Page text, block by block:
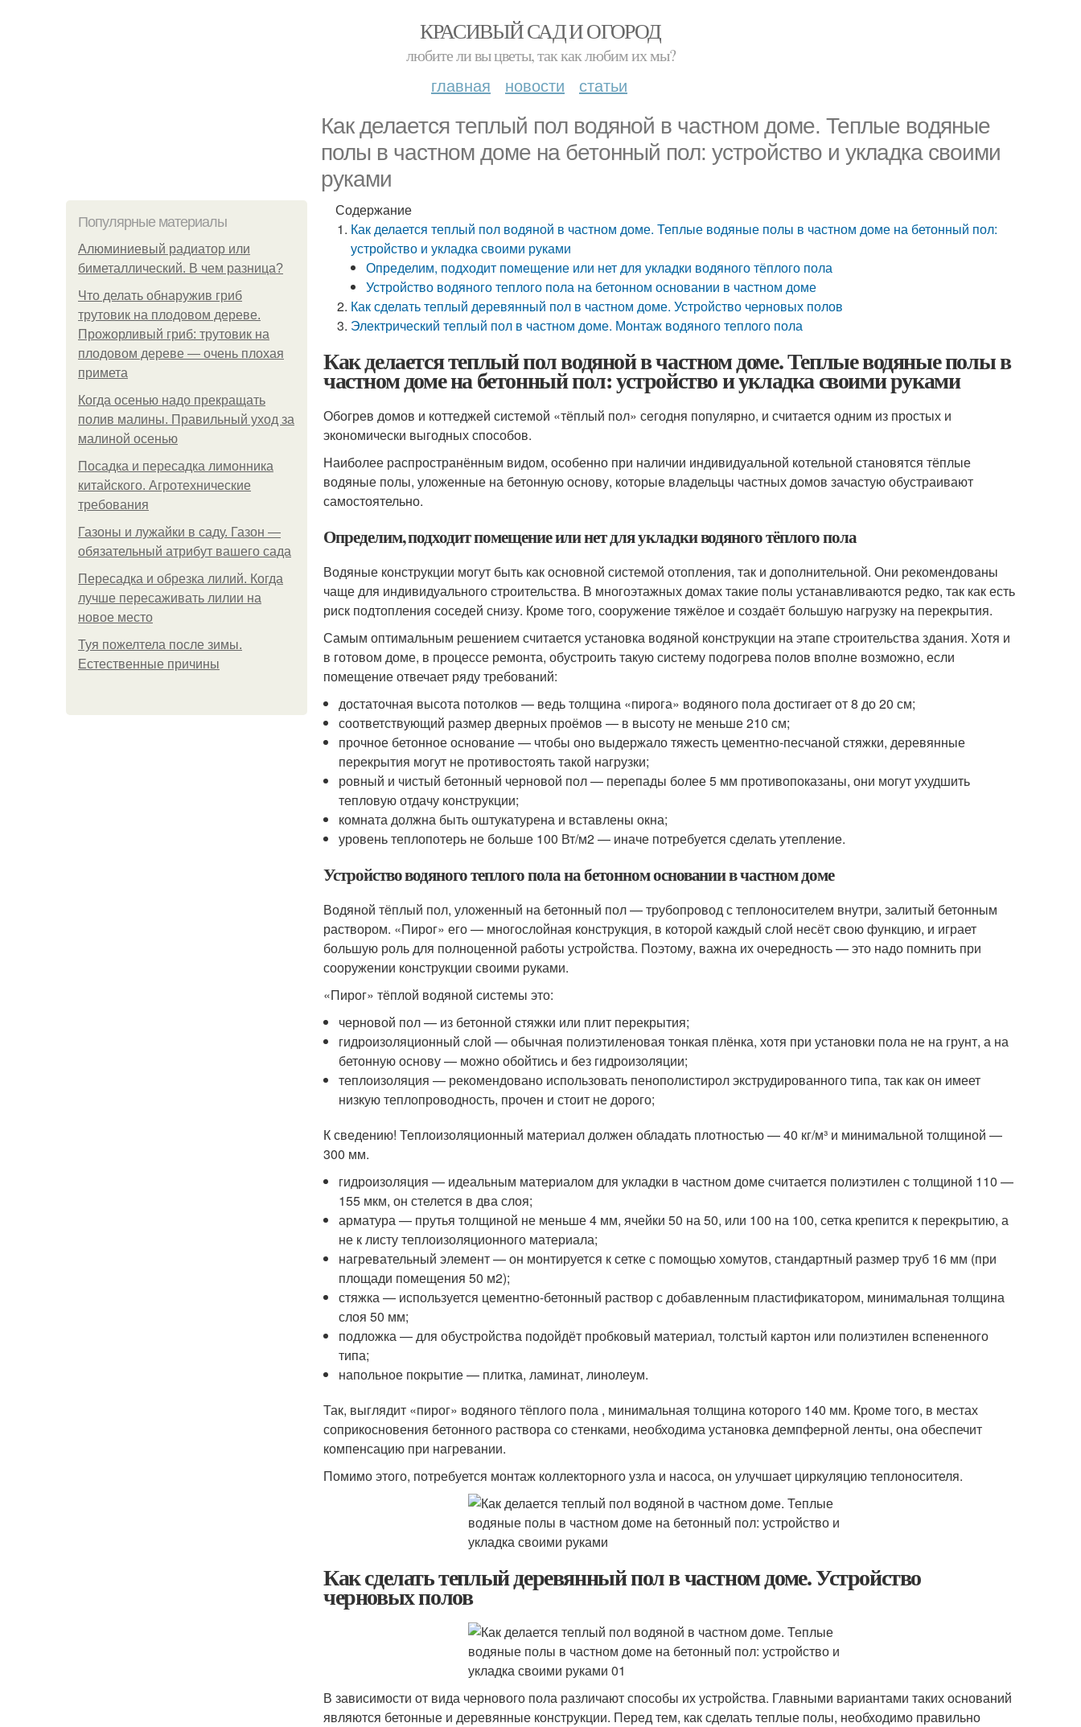
КРАСИВЫЙ САД И ОГОРОД
любите ли вы цветы, так как любим их мы?
главная новости статьи
Как делается теплый пол водяной в частном доме. Теплые водяные
полы в частном доме на бетонный пол: устройство и укладка своими
руками
Популярные материалы
Алюминиевый радиатор или
биметаллический. В чем разница?
Что делать обнаружив гриб
трутовик на плодовом дереве.
Прожорливый гриб: трутовик на
плодовом дереве — очень плохая
примета
Когда осенью надо прекращать
полив малины. Правильный уход за
малиной осенью
Посадка и пересадка лимонника
китайского. Агротехнические
требования
Газоны и лужайки в саду. Газон —
обязательный атрибут вашего сада
Пересадка и обрезка лилий. Когда
лучше пересаживать лилии на
новое место
Туя пожелтела после зимы.
Естественные причины
Содержание
Как делается теплый пол водяной в частном доме. Теплые водяные полы в частном доме на бетонный пол:
устройство и укладка своими руками
Определим, подходит помещение или нет для укладки водяного тёплого пола
Устройство водяного теплого пола на бетонном основании в частном доме
Как сделать теплый деревянный пол в частном доме. Устройство черновых полов
Электрический теплый пол в частном доме. Монтаж водяного теплого пола
Как делается теплый пол водяной в частном доме. Теплые водяные полы в
частном доме на бетонный пол: устройство и укладка своими руками
Обогрев домов и коттеджей системой «тёплый пол» сегодня популярно, и считается одним из простых и
экономически выгодных способов.
Наиболее распространённым видом, особенно при наличии индивидуальной котельной становятся тёплые
водяные полы, уложенные на бетонную основу, которые владельцы частных домов зачастую обустраивают
самостоятельно.
Определим, подходит помещение или нет для укладки водяного тёплого пола
Водяные конструкции могут быть как основной системой отопления, так и дополнительной. Они рекомендованы
чаще для индивидуального строительства. В многоэтажных домах такие полы устанавливаются редко, так как есть
риск подтопления соседей снизу. Кроме того, сооружение тяжёлое и создаёт большую нагрузку на перекрытия.
Самым оптимальным решением считается установка водяной конструкции на этапе строительства здания. Хотя и
в готовом доме, в процессе ремонта, обустроить такую систему подогрева полов вполне возможно, если
помещение отвечает ряду требований:
достаточная высота потолков — ведь толщина «пирога» водяного пола достигает от 8 до 20 см;
соответствующий размер дверных проёмов — в высоту не меньше 210 см;
прочное бетонное основание — чтобы оно выдержало тяжесть цементно-песчаной стяжки, деревянные
перекрытия могут не противостоять такой нагрузки;
ровный и чистый бетонный черновой пол — перепады более 5 мм противопоказаны, они могут ухудшить
тепловую отдачу конструкции;
комната должна быть оштукатурена и вставлены окна;
уровень теплопотерь не больше 100 Вт/м2 — иначе потребуется сделать утепление.
Устройство водяного теплого пола на бетонном основании в частном доме
Водяной тёплый пол, уложенный на бетонный пол — трубопровод с теплоносителем внутри, залитый бетонным
раствором. «Пирог» его — многослойная конструкция, в которой каждый слой несёт свою функцию, и играет
большую роль для полноценной работы устройства. Поэтому, важна их очередность — это надо помнить при
сооружении конструкции своими руками.
«Пирог» тёплой водяной системы это:
черновой пол — из бетонной стяжки или плит перекрытия;
гидроизоляционный слой — обычная полиэтиленовая тонкая плёнка, хотя при установки пола не на грунт, а на
бетонную основу — можно обойтись и без гидроизоляции;
теплоизоляция — рекомендовано использовать пенополистирол экструдированного типа, так как он имеет
низкую теплопроводность, прочен и стоит не дорого;
К сведению! Теплоизоляционный материал должен обладать плотностью — 40 кг/м³ и минимальной толщиной —
300 мм.
гидроизоляция — идеальным материалом для укладки в частном доме считается полиэтилен с толщиной 110 —
155 мкм, он стелется в два слоя;
арматура — прутья толщиной не меньше 4 мм, ячейки 50 на 50, или 100 на 100, сетка крепится к перекрытию, а
не к листу теплоизоляционного материала;
нагревательный элемент — он монтируется к сетке с помощью хомутов, стандартный размер труб 16 мм (при
площади помещения 50 м2);
стяжка — используется цементно-бетонный раствор с добавленным пластификатором, минимальная толщина
слоя 50 мм;
подложка — для обустройства подойдёт пробковый материал, толстый картон или полиэтилен вспененного
типа;
напольное покрытие — плитка, ламинат, линолеум.
Так, выглядит «пирог» водяного тёплого пола , минимальная толщина которого 140 мм. Кроме того, в местах
соприкосновения бетонного раствора со стенками, необходима установка демпферной ленты, она обеспечит
компенсацию при нагревании.
Помимо этого, потребуется монтаж коллекторного узла и насоса, он улучшает циркуляцию теплоносителя.
Как сделать теплый деревянный пол в частном доме. Устройство
черновых полов
В зависимости от вида чернового пола различают способы их устройства. Главными вариантами таких оснований
являются бетонные и деревянные конструкции. Перед тем, как сделать теплые полы, необходимо правильно